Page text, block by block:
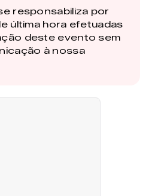
responsabiliza por
última hora efetuadas
deste evento sem
à nossa